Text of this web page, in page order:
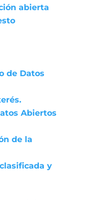
abierta
de Datos
Abiertos
de la
y